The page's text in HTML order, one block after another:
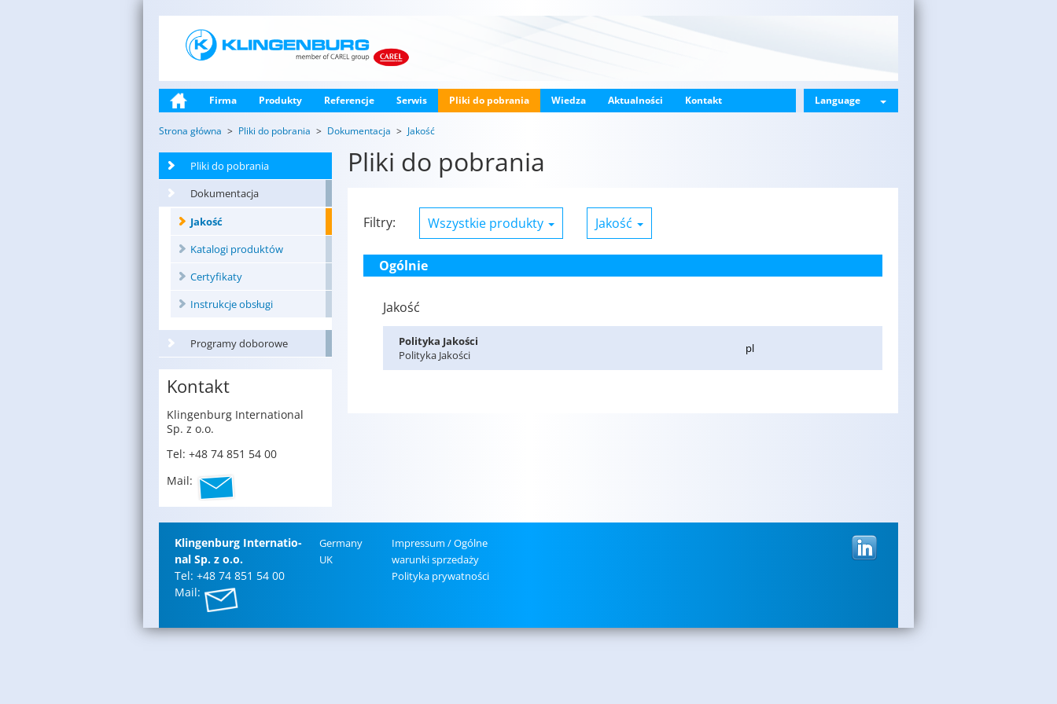
Firma Produkty Referencje Serwis Pliki do pobrania Wiedza Aktualności Kontakt Language
Strona główna Pliki do pobrania Dokumentacja Jakość
Pliki do pobrania
Dokumentacja
Jakość
Katalogi produktów
Certyfikaty
Instrukcje obsługi
Programy doborowe
Kontakt
Klin­gen­burg In­ter­na­tio­nal
Sp. z o.o.
Tel: +48 74 851 54 00
Mail:
Pliki do pobrania
Filtry: Wszystkie produkty Jakość
Ogólnie
Jakość
Po­li­ty­ka Ja­ko­ści
Po­li­ty­ka Ja­ko­ści
pl
Klin­gen­burg In­ter­na­tio­
nal Sp. z o.o.
Tel: +48 74 851 54 00
Mail:
Ger­ma­ny
UK
Im­pres­sum / Ogól­ne
wa­run­ki sprze­da­ży
Po­li­ty­ka pry­wat­no­ści